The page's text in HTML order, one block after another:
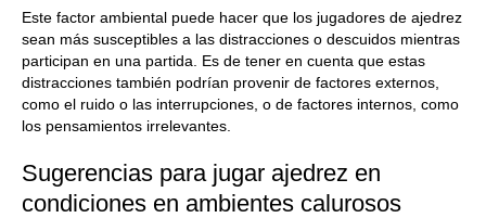
Este factor ambiental puede hacer que los jugadores de ajedrez
sean más susceptibles a las distracciones o descuidos mientras
participan en una partida. Es de tener en cuenta que estas
distracciones también podrían provenir de factores externos,
como el ruido o las interrupciones, o de factores internos, como
los pensamientos irrelevantes.
Sugerencias para jugar ajedrez en
condiciones en ambientes calurosos